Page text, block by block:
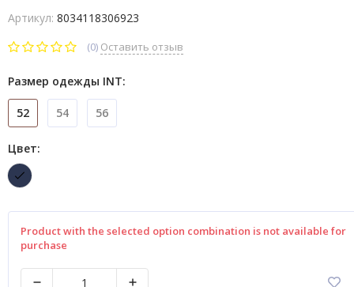
Артикул: 8034118306923
(0) Оставить отзыв
Размер одежды INT:
52 54 56
Цвет:
Product with the selected option combination is not available for
purchase